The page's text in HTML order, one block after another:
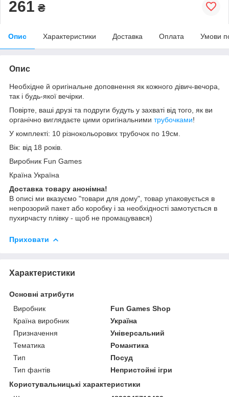
261 ₴
Опис Характеристики Доставка Оплата Умови
Опис
Необхідне й оригінальне доповнення як кожного дівич-вечора,
так і будь-якої вечірки.
Повірте, ваші друзі та подруги будуть у захваті від того, як ви
органічно виглядаєте цими оригінальними трубочками!
У комплекті: 10 різнокольорових трубочок по 19см.
Вік: від 18 років.
Виробник Fun Games
Країна Україна
Доставка товару анонімна!
В описі ми вказуємо "товари для дому", товар упаковується в
непрозорий пакет або коробку і за необхідності замотується в
пухирчасту плівку - щоб не промацувався)
Приховати
Характеристики
Основні атрибути
Виробник
Fun Games Shop
Країна виробник
Україна
Призначення
Універсальний
Тематика
Романтика
Тип
Посуд
Тип фантів
Непристойні ігри
Користувальницькі характеристики